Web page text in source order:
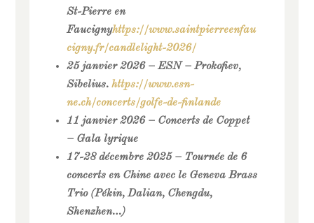
St-Pierre en
Faucignyhttps://www.saintpierreenfau
cigny.fr/candlelight-2026/
25 janvier 2026 – ESN – Prokofiev,
Sibelius. https://www.esn-
ne.ch/concerts/golfe-de-finlande
11 janvier 2026 – Concerts de Coppet
– Gala lyrique
17-28 décembre 2025 – Tournée de 6
concerts en Chine avec le Geneva Brass
Trio (Pékin, Dalian, Chengdu,
Shenzhen…)